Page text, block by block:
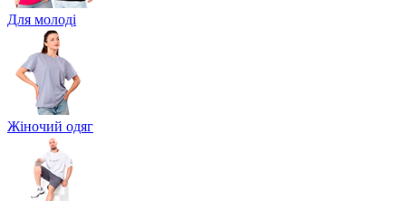
Для молоді
Жіночий одяг